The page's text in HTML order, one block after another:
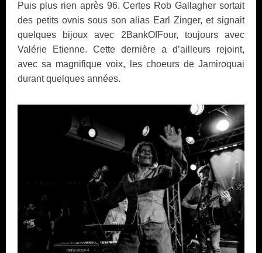
Puis plus rien après 96. Certes Rob Gallagher sortait
des petits ovnis sous son alias Earl Zinger, et signait
quelques bijoux avec 2BankOfFour, toujours avec
Valérie Etienne. Cette dernière a d’ailleurs rejoint,
avec sa magnifique voix, les choeurs de Jamiroquai
durant quelques années.